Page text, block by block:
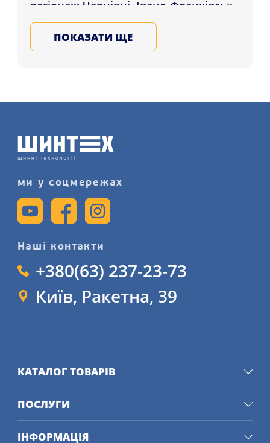
регіонах: Чернівці, Івано-Франківськ,
Одеса і в ін. регіони України.
Замовляйте на зиму та літо гуму для
ПОКАЗАТИ ЩЕ
ми у соцмережах
Наші контакти
+380(63) 237-23-73
Київ, Ракетна, 39
КАТАЛОГ ТОВАРІВ
ПОСЛУГИ
ІНФОРМАЦІЯ